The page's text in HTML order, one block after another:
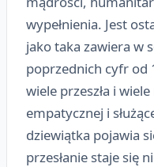
wypełnienia. Jest
jako taka zawiera w
poprzednich cyfr od
wiele przeszła i
empatycznej i
dziewiątka pojawia
przesłanie staje się